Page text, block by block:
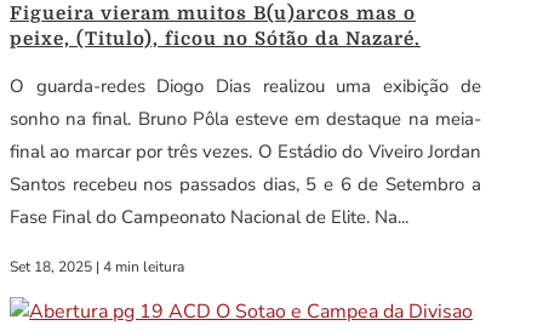
Figueira vieram muitos B(u)arcos mas o
peixe, (Titulo), ficou no Sótão da Nazaré.
O guarda-redes Diogo Dias realizou uma exibição de
sonho na final. Bruno Pôla esteve em destaque na meia-
final ao marcar por três vezes. O Estádio do Viveiro Jordan
Santos recebeu nos passados dias, 5 e 6 de Setembro a
Fase Final do Campeonato Nacional de Elite. Na...
Set 18, 2025 | 4 min leitura